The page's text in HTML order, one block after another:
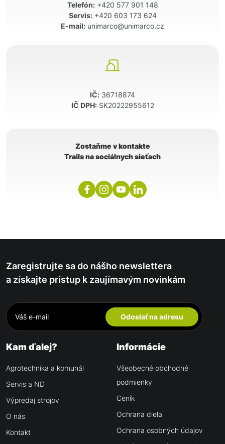
Telefón: +420 577 901 148
Servis: +420 603 173 624
E-mail: unimarco@unimarco.cz
IČ: 36718874
IČ DPH:SK20222955612
Zostaňme v kontakte
Trails na sociálnych sieťach
Zaregistrujte sa do nášho newslettera
a získajte prístup k zaujímavým novinkám
Odoslať na adresu
Kam ďalej?
Agrotechnika a komunál
Servis a ND
Výpredaj strojov
O nás
Kontakt
Informácie
Všeobecné obchodné
podmienky
Ceník
Ochrana diela
Ochrana osobných údajov